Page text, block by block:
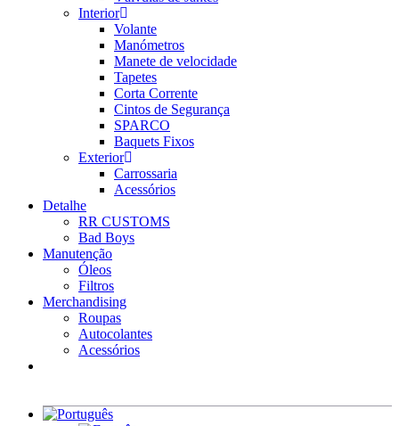
Interior
Volante
Manómetros
Manete de velocidade
Tapetes
Corta Corrente
Cintos de Segurança
SPARCO
Baquets Fixos
Exterior
Carrossaria
Acessórios
Detalhe
RR CUSTOMS
Bad Boys
Manutenção
Óleos
Filtros
Merchandising
Roupas
Autocolantes
Acessórios